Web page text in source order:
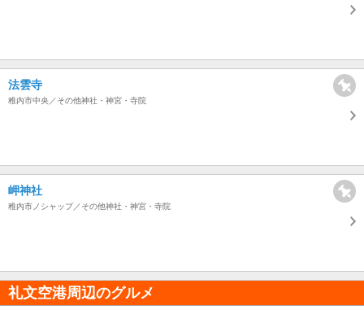
法雲寺
稚内市中央／その他神社・神宮・寺院
岬神社
稚内市ノシャップ／その他神社・神宮・寺院
礼文空港周辺のグルメ